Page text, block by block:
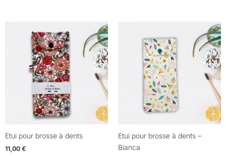
Etui pour brosse à dents
11,00 €
Etui pour brosse à dents –
Bianca